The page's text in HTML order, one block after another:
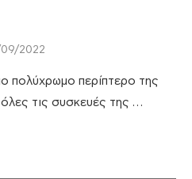
2022
πολύχρωμο περίπτερο της
τις συσκευές της …